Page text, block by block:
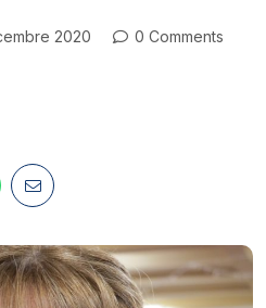
2020
0 Comments